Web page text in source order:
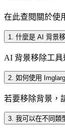
在此查閱關於使
1. 什麼是 AI 背景
AI 背景移除工
2. 如何使用
若要移除背景，
3. 我可以在不同類